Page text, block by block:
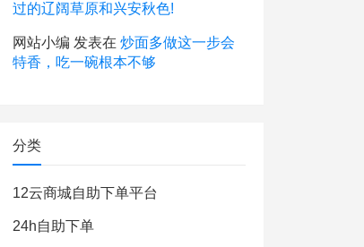
过的辽阔草原和兴安秋色!
网站小编 发表在 炒面多做这一步会
特香，吃一碗根本不够
分类
12云商城自助下单平台
24h自助下单